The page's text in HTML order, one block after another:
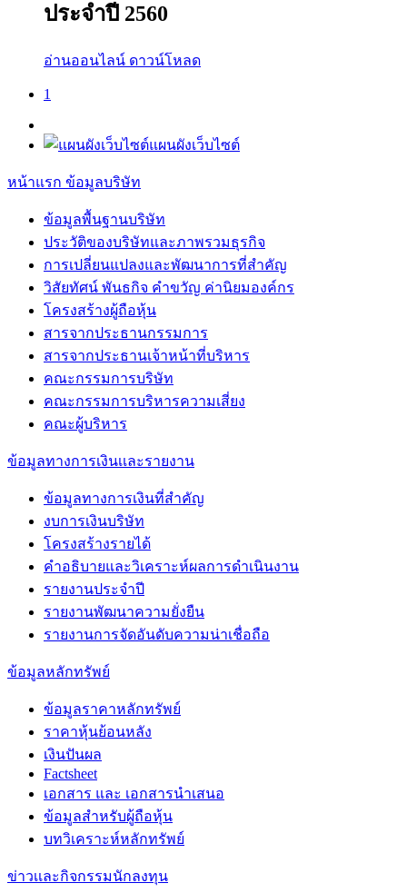
ประจำปี 2560
อ่านออนไลน์ ดาวน์โหลด
1
แผนผังเว็บไซต์
หน้าแรก ข้อมูลบริษัท
ข้อมูลพื้นฐานบริษัท
ประวัติของบริษัทและภาพรวมธุรกิจ
การเปลี่ยนแปลงและพัฒนาการที่สำคัญ
วิสัยทัศน์ พันธกิจ คำขวัญ ค่านิยมองค์กร
โครงสร้างผู้ถือหุ้น
สารจากประธานกรรมการ
สารจากประธานเจ้าหน้าที่บริหาร
คณะกรรมการบริษัท
คณะกรรมการบริหารความเสี่ยง
คณะผู้บริหาร
ข้อมูลทางการเงินเเละรายงาน
ข้อมูลทางการเงินที่สำคัญ
งบการเงินบริษัท
โครงสร้างรายได้
คำอธิบายและวิเคราะห์ผลการดำเนินงาน
รายงานประจำปี
รายงานพัฒนาความยั่งยืน
รายงานการจัดอันดับความน่าเชื่อถือ
ข้อมูลหลักทรัพย์
ข้อมูลราคาหลักทรัพย์
ราคาหุ้นย้อนหลัง
เงินปันผล
Factsheet
เอกสาร และ เอกสารนำเสนอ
ข้อมูลสำหรับผู้ถือหุ้น
บทวิเคราะห์หลักทรัพย์
ข่าวเเละกิจกรรมนักลงทุน